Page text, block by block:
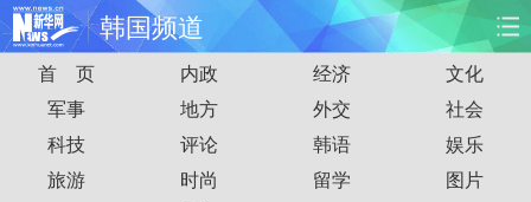
韩国频道
首页 时政 国际 财经
娱乐 体育 人事 教育
首 页 内政 经济
文化
军事
地方 外交
社会
科技
评论 韩语
娱乐
旅游
时尚 留学
图片